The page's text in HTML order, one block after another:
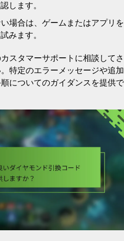
します。
場合は、ゲームまたはアプリを
みます。
スタマーサポートに相談してさ
特定のエラーメッセージや追加
についてのガイダンスを提供で